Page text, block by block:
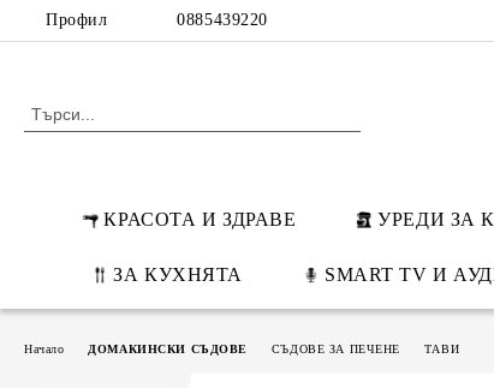
Профил 0885439220
КРАСОТА И ЗДРАВЕ УРЕДИ ЗА
ЗА КУХНЯТА SMART TV И
Начало ДОМАКИНСКИ СЪДОВЕ СЪДОВЕ ЗА ПЕЧЕНЕ ТАВИ